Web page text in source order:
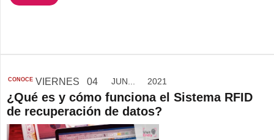
CONOCE VIERNES 04 JUN... 2021
¿Qué es y cómo funciona el Sistema RFID
de recuperación de datos?